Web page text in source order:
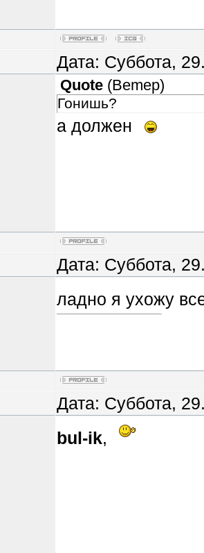
Дата: Суббота,
Quote (Bemep)
Гонишь?
а должен
Дата: Суббота,
ладно я ухожу
Дата: Суббота,
bul-ik,